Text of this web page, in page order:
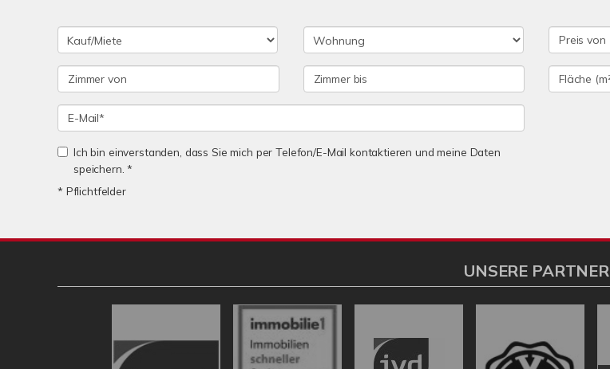
Ich bin einverstanden, dass Sie mich per Telefon/E-Mail kontaktieren und meine Daten
speichern. *
* Pflichtfelder
UNSERE PARTNER